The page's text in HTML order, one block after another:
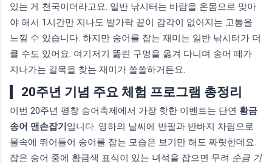
있는 게 천국이더라고요. 일반 낚시터는 바람을 온몸으로 맞아
야 해서 1시간만 지나도 발가락 끝이 감각이 없어지는 고통을
느낄 수 있습니다. 하지만 송어를 잡는 재미는 일반 낚시터가 더
클 수도 있어요. 여기저기 뚫린 구멍을 옮겨 다니며 송어 떼가
지나가는 길목을 찾는 재미가 쏠쏠하거든요.
20주년 기념 주요 체험 프로그램 총정리
이번 20주년 평창 송어축제에서 가장 핫한 이벤트는 단연 황금
송어 맨손잡기입니다. 영하의 날씨에 반팔과 반바지 차림으로
물속에 뛰어들어 송어를 잡는 모습은 보기만 해도 짜릿한데요.
잡은 송어 중에 황금색 표식이 있는 녀석을 잡으면 무려 순금 기